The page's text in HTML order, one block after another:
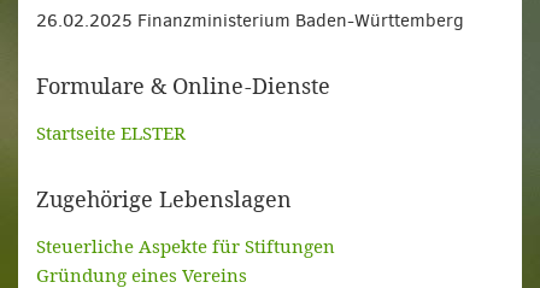
26.02.2025 Finanzministerium Baden-Württemberg
Formulare & Online-Dienste
Startseite ELSTER
Zugehörige Lebenslagen
Steuerliche Aspekte für Stiftungen
Gründung eines Vereins